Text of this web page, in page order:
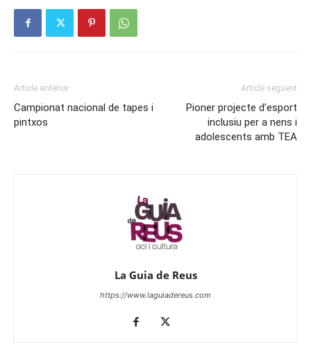
Article anterior
Campionat nacional de tapes i
pintxos
Article següent
Pioner projecte d’esport
inclusiu per a nens i
adolescents amb TEA
La Guia de Reus
https://www.laguiadereus.com